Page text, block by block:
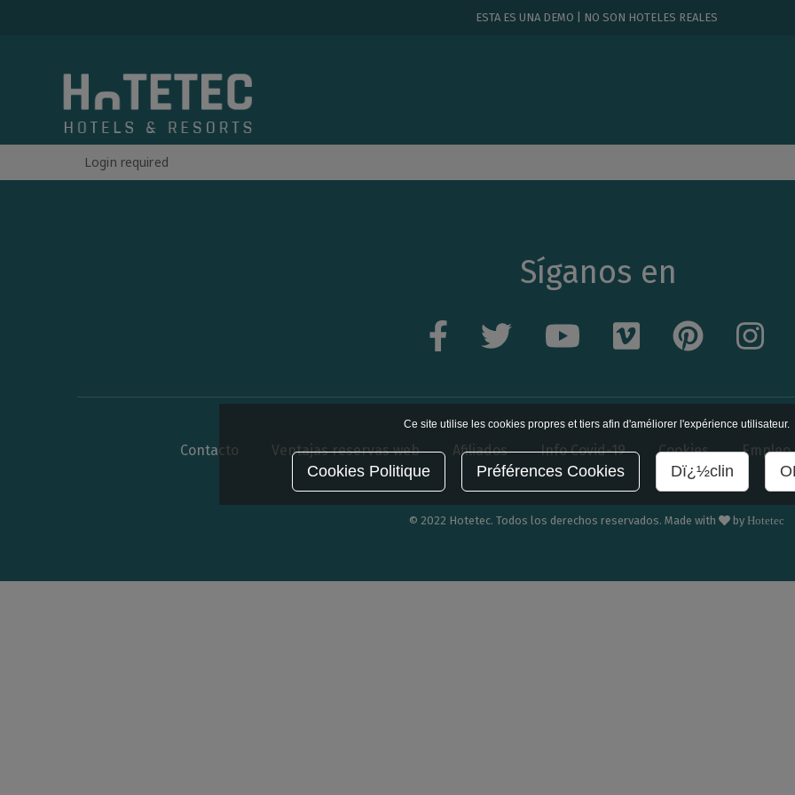
ESTA ES UNA DEMO | NO SON HOTELES REALES
Login required
Síganos en
Contacto Ventajas reservas web Afiliados Info Covid-19 Cookies Empleo
© 2022 Hotetec. Todos los derechos reservados. Made with by Hotetec
Ce site utilise les cookies propres et tiers afin d'améliorer l'expérience utilisateur.
Cookies Politique Préférences Cookies Dï¿½clin